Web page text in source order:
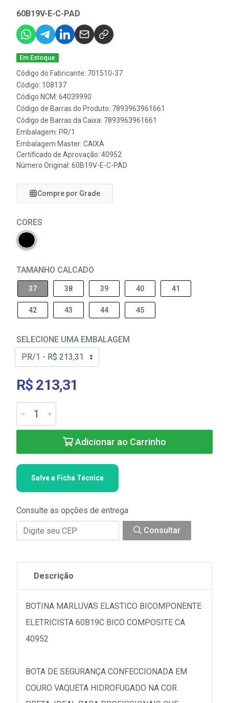
60B19V-E-C-PAD
Em Estoque
Código do Fabricante: 701510-37
Código: 108137
Código NCM: 64039990
Código de Barras do Produto: 7893963961661
Código de Barras da Caixa: 7893963961661
Embalagem: PR/1
Embalagem Master: CAIXA
Certificado de Aprovação: 40952
Número Original: 60B19V-E-C-PAD
Compre por Grade
CORES
TAMANHO CALCADO
37 38 39 40 41
42 43 44 45
SELECIONE UMA EMBALAGEM
R$ 213,31
Adicionar ao Carrinho
Salve a Ficha Técnica
Consulte as opções de entrega
Consultar
Descrição
BOTINA MARLUVAS ELASTICO BICOMPONENTE
ELETRICISTA 60B19C BICO COMPOSITE CA
40952
BOTA DE SEGURANÇA CONFECCIONADA EM
COURO VAQUETA HIDROFUGADO NA COR